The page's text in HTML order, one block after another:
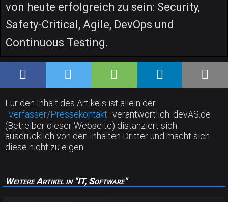
von heute erfolgreich zu sein: Security,
Safety-Critical, Agile, DevOps und
Continuous Testing.
Für den Inhalt des Artikels ist allein der
Verfasser/Pressekontakt verantwortlich. devAS.de
(Betreiber dieser Webseite) distanziert sich
ausdrücklich von den Inhalten Dritter und macht sich
diese nicht zu eigen.
Weitere Artikel in "IT, Software"